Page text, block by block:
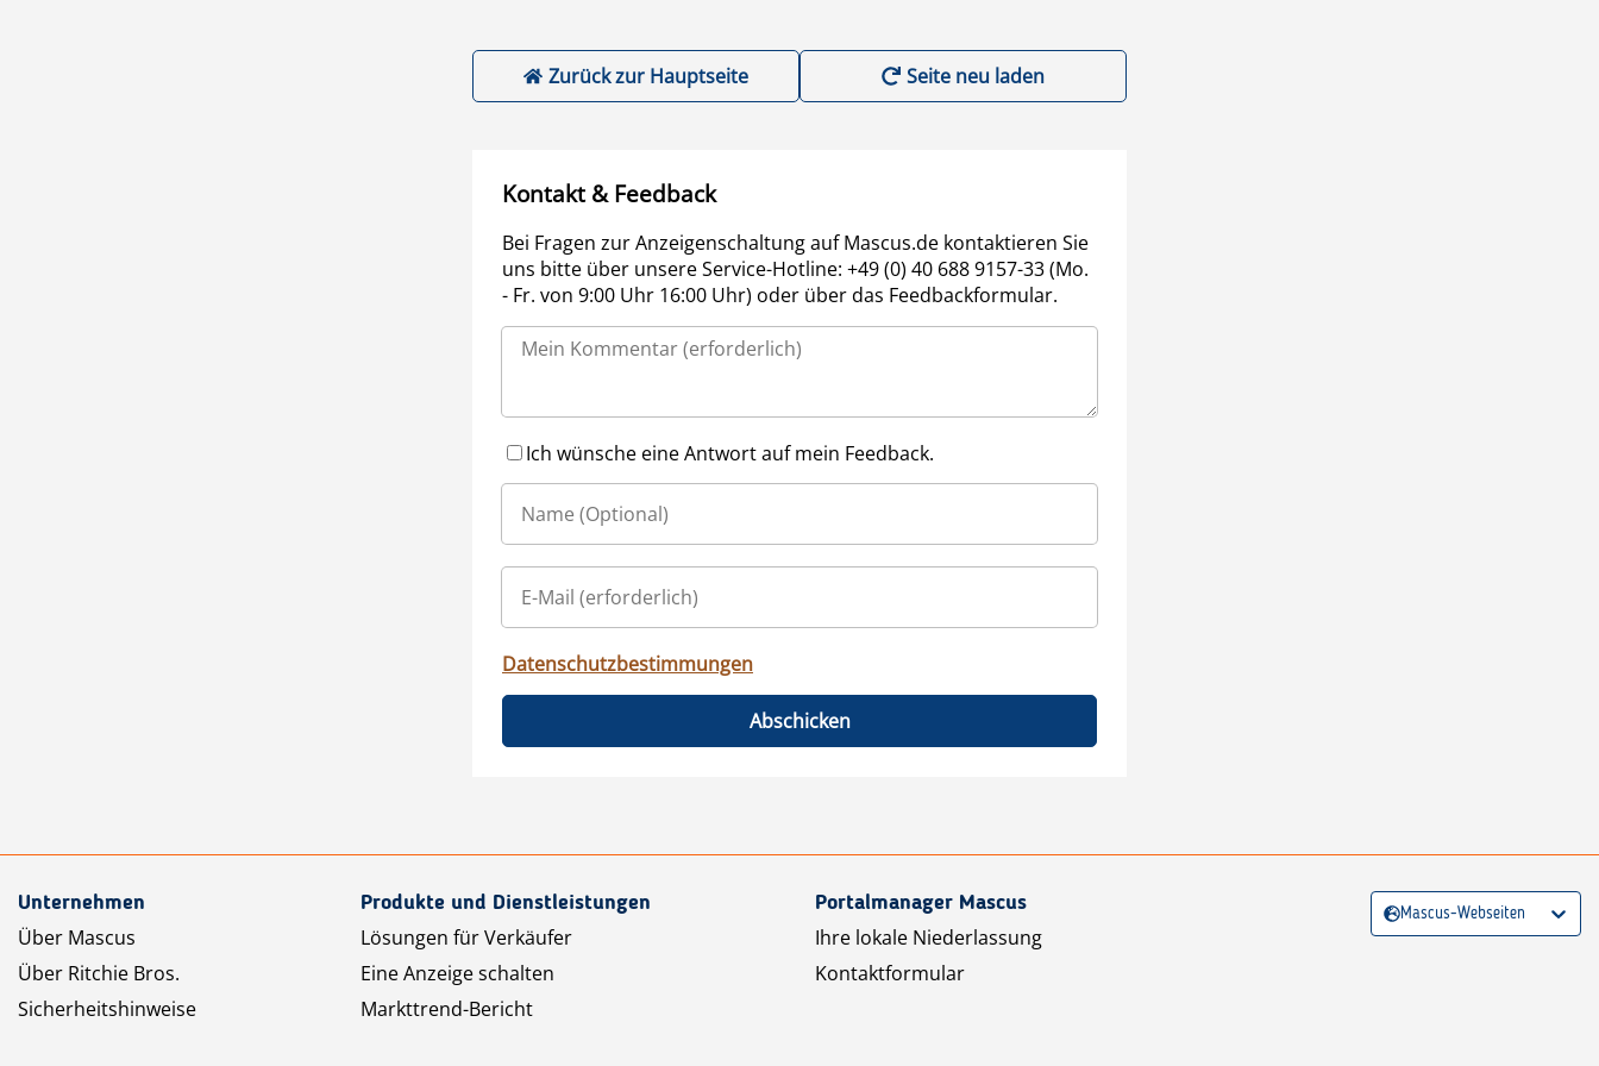
Zurück zur Hauptseite Seite neu laden
Kontakt & Feedback
Bei Fragen zur Anzeigenschaltung auf Mascus.de kontaktieren Sie
uns bitte über unsere Service-Hotline: +49 (0) 40 688 9157-33 (Mo.
- Fr. von 9:00 Uhr 16:00 Uhr) oder über das Feedbackformular.
Ich wünsche eine Antwort auf mein Feedback.
Datenschutzbestimmungen
Abschicken
Unternehmen
Über Mascus
Über Ritchie Bros.
Sicherheitshinweise
Produkte und Dienstleistungen
Lösungen für Verkäufer
Eine Anzeige schalten
Markttrend-Bericht
Portalmanager Mascus
Ihre lokale Niederlassung
Kontaktformular
Mascus-Webseiten